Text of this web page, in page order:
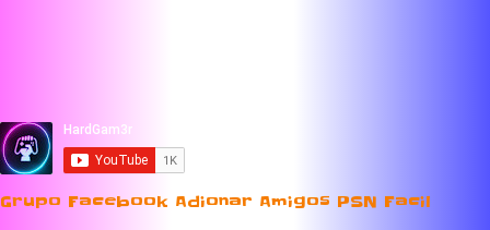
Grupo Facebook Adionar Amigos PSN Facil